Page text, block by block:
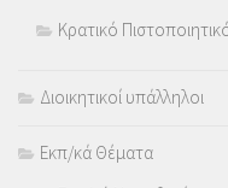
Κρατικό
Διοικητικοί υπάλληλοι
Εκπ/κά Θέματα